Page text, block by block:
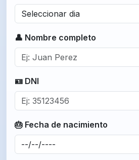
👤 Nombre completo
🪪 DNI
🎂 Fecha de nacimiento